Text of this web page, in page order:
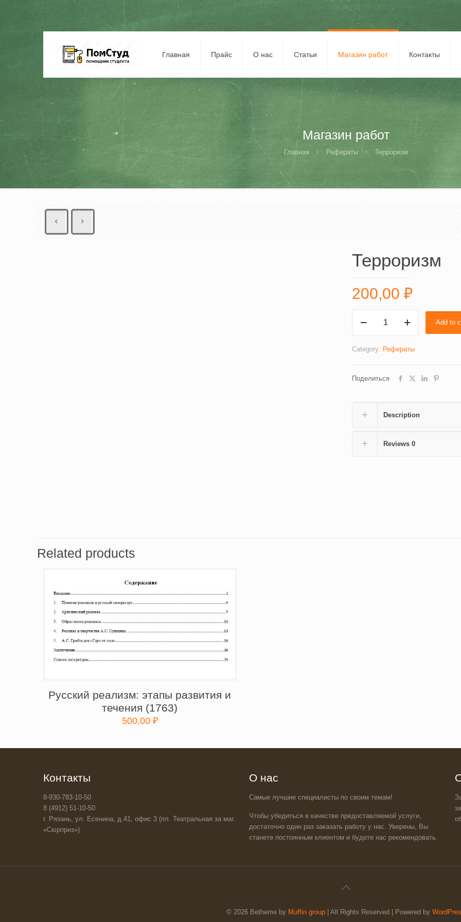
Главная Прайс О нас Статьи Магазин работ Контакты
Магазин работ
Главная Рефераты Терроризм
Терроризм
200,00 ₽
quantity
Add to
Category: Рефераты
Поделиться
Description
Reviews 0
Related products
Русский реализм: этапы развития и
течения (1763)
500,00 ₽
Контакты
8-930-783-10-50
8 (4912) 51-10-50
г. Рязань, ул. Есенина, д.41, офис 3 (пл. Театральная за маг.
«Сюрприз»)
О нас
Самые лучшие специалисты по своим темам!
Чтобы убедиться в качестве предоставляемой услуги,
достаточно один раз заказать работу у нас. Уверены, Вы
станете постоянным клиентом и будете нас рекомендовать.
© 2026 Betheme by Muffin group | All Rights Reserved | Powered by